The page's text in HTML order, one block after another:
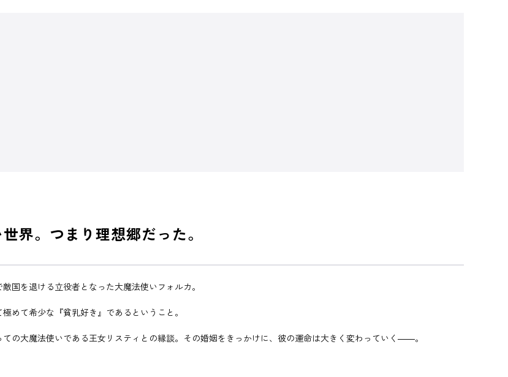
界。つまり理想郷だった。
国を退ける立役者となった大魔法使いフォルカ。
めて希少な『貧乳好き』であるということ。
の大魔法使いである王女リスティとの縁談。その婚姻をきっかけに、彼の運命は大きく変わっていく――。